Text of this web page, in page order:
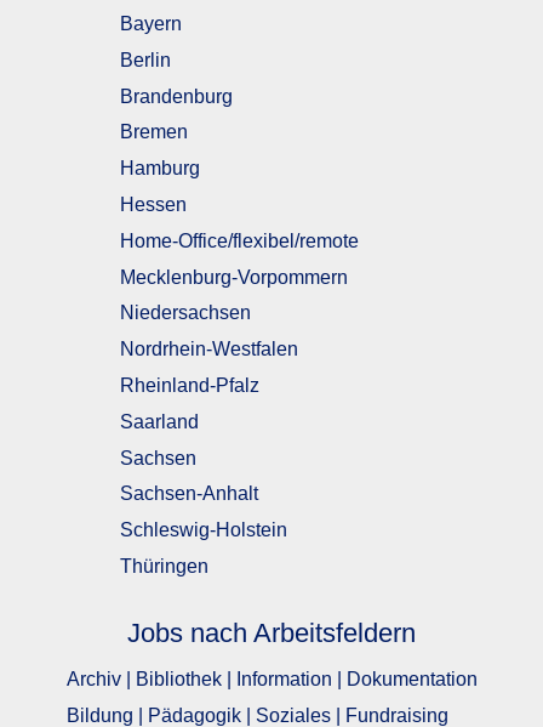
Bayern
Berlin
Brandenburg
Bremen
Hamburg
Hessen
Home-Office/flexibel/remote
Mecklenburg-Vorpommern
Niedersachsen
Nordrhein-Westfalen
Rheinland-Pfalz
Saarland
Sachsen
Sachsen-Anhalt
Schleswig-Holstein
Thüringen
Jobs nach Arbeitsfeldern
Archiv | Bibliothek | Information | Dokumentation
Bildung | Pädagogik | Soziales | Fundraising